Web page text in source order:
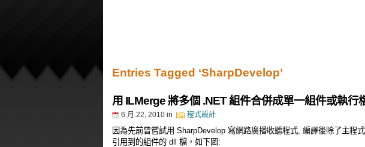
Entries Tagged ‘SharpDevelop’
用 ILMerge 將多個 .NET 組件合併成單一組件或執行
6 月.22, 2010 in 程式設計
因為先前曾嘗試用 SharpDevelop 寫網路廣播收聽程式, 編譯後除了主程
引用到的組件的 dll 檔，如下圖: